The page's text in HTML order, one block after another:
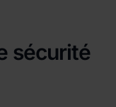
sécurité